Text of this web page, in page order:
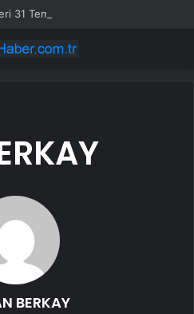
31 Temmuz’da sona eriyor
BERKAY